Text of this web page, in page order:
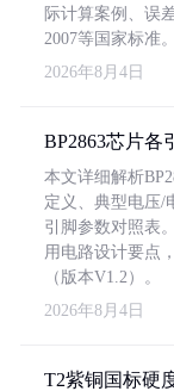
际计算案例、误
2007等国家标准。
2026年8月4日
BP2863芯片各
本文详细解析
定义、典型电压/
引脚参数对照表
用电路设计要点
（版本V1.2）。
2026年8月4日
T2紫铜国标硬